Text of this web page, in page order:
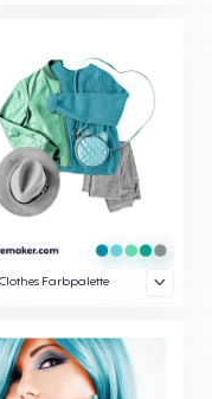
Farbpalette